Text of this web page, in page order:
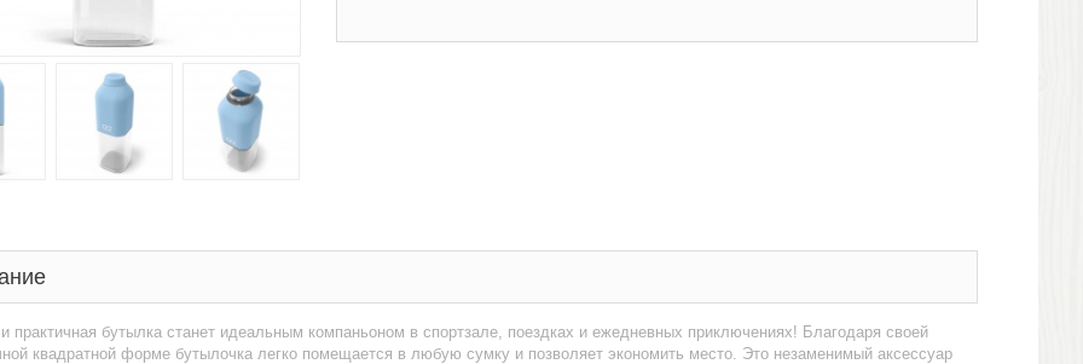
практичная бутылка станет идеальным компаньоном в спортзале, поездках и ежедневных приключениях! Благодаря своей
квадратной форме бутылочка легко помещается в любую сумку и позволяет экономить место. Это незаменимый аксессуар